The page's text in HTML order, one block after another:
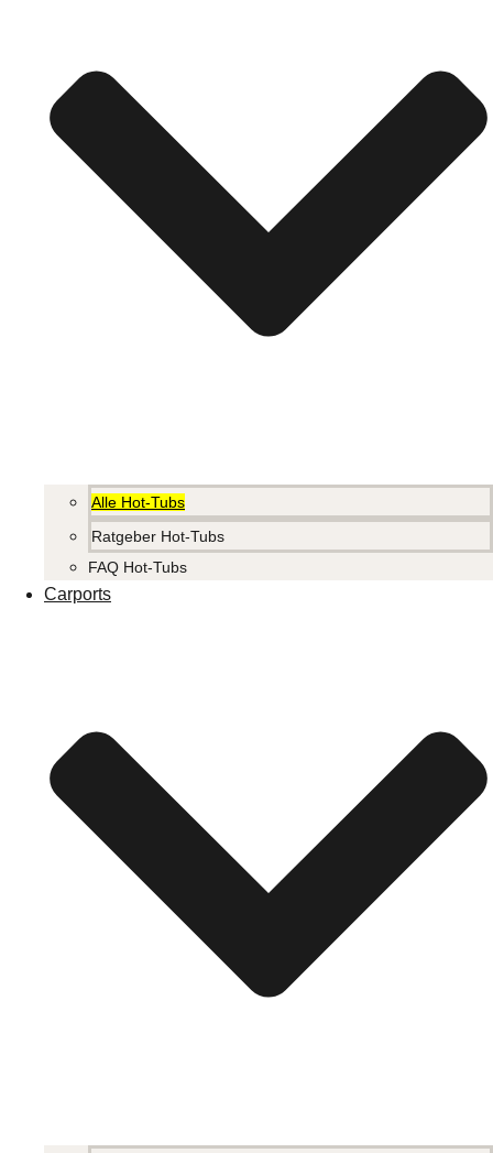
Alle Hot-Tubs
Ratgeber Hot-Tubs
FAQ Hot-Tubs
Carports